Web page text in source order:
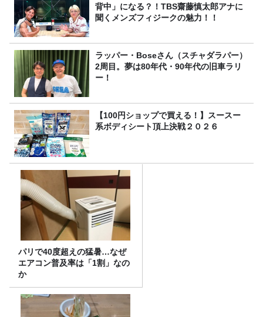
背中」になる？！TBS齋藤慎太郎アナに
聞くメンズフィジークの魅力！！
ラッパー・Boseさん（スチャダラパー）
2周目。夢は80年代・90年代の旧車ラリ
ー！
【100円ショップで買える！】スースー
系ボディシート頂上決戦２０２６
パリで40度超えの猛暑…なぜ
エアコン普及率は「1割」なの
か